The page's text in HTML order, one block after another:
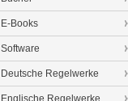
E-Books
Software
Deutsche Regelwerke
Englische Regelwerke